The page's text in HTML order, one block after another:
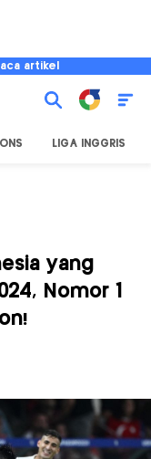
artikel
LIGA INGGRIS
yang
Nomor 1